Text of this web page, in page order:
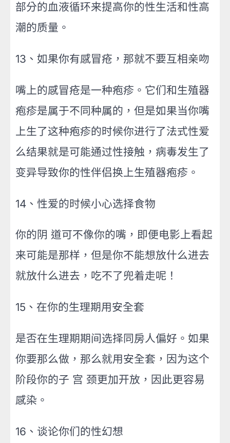
部分的血液循环来提高你的性生活和性高
潮的质量。
13、如果你有感冒疮，那就不要互相亲吻
嘴上的感冒疮是一种疱疹。它们和生殖器
疱疹是属于不同种属的，但是如果当你嘴
上生了这种疱疹的时候你进行了法式性爱
么结果就是可能通过性接触，病毒发生了
变异导致你的性伴侣换上生殖器疱疹。
14、性爱的时候小心选择食物
你的阴 道可不像你的嘴，即便电影上看起
来可能是那样，但是你不能想放什么进去
就放什么进去，吃不了兜着走呢！
15、在你的生理期用安全套
是否在生理期期间选择同房人偏好。如果
你要那么做，那么就用安全套，因为这个
阶段你的子 宫 颈更加开放，因此更容易
感染。
16、谈论你们的性幻想